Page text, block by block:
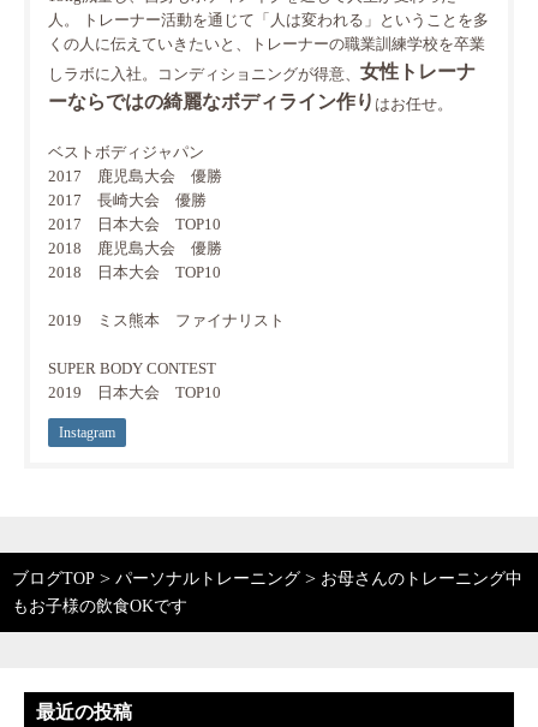
人。 トレーナー活動を通じて「人は変われる」ということを多
くの人に伝えていきたいと、トレーナーの職業訓練学校を卒業
しラボに入社。コンディショニングが得意、 女性トレーナ
ーならではの綺麗なボディライン作り はお任せ。
ベストボディジャパン
2017 鹿児島大会 優勝
2017 長崎大会 優勝
2017 日本大会 TOP10
2018 鹿児島大会 優勝
2018 日本大会 TOP10
2019 ミス熊本 ファイナリスト
SUPER BODY CONTEST
2019 日本大会 TOP10
Instagram
ブログTOP > パーソナルトレーニング > お母さんのトレーニング中
もお子様の飲食OKです
最近の投稿